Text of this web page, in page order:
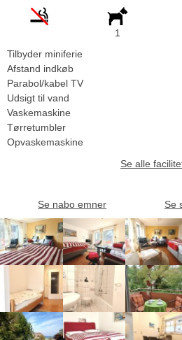
1
Tilbyder miniferie
Afstand indkøb
Parabol/kabel TV
Udsigt til vand
Vaskemaskine
Tørretumbler
Opvaskemaskine
Se alle
Se nabo emner Se